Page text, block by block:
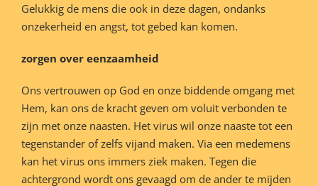
Gelukkig de mens die ook in deze dagen, ondanks
onzekerheid en angst, tot gebed kan komen.
zorgen over eenzaamheid
Ons vertrouwen op God en onze biddende omgang met
Hem, kan ons de kracht geven om voluit verbonden te
zijn met onze naasten. Het virus wil onze naaste tot een
tegenstander of zelfs vijand maken. Via een medemens
kan het virus ons immers ziek maken. Tegen die
achtergrond wordt ons gevaagd om de ander te mijden